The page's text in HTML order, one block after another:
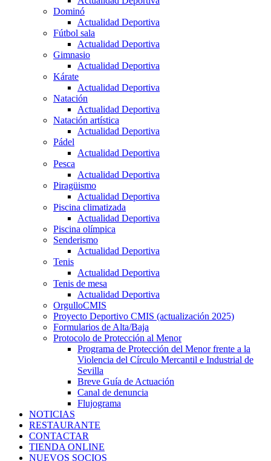
Dominó
Actualidad Deportiva
Fútbol sala
Actualidad Deportiva
Gimnasio
Actualidad Deportiva
Kárate
Actualidad Deportiva
Natación
Actualidad Deportiva
Natación artística
Actualidad Deportiva
Pádel
Actualidad Deportiva
Pesca
Actualidad Deportiva
Piragüismo
Actualidad Deportiva
Piscina climatizada
Actualidad Deportiva
Piscina olímpica
Senderismo
Actualidad Deportiva
Tenis
Actualidad Deportiva
Tenis de mesa
Actualidad Deportiva
OrgulloCMIS
Proyecto Deportivo CMIS (actualización 2025)
Formularios de Alta/Baja
Protocolo de Protección al Menor
Programa de Protección del Menor frente a la
Violencia del Círculo Mercantil e Industrial de
Sevilla
Breve Guía de Actuación
Canal de denuncia
Flujograma
NOTICIAS
RESTAURANTE
CONTACTAR
TIENDA ONLINE
NUEVOS SOCIOS